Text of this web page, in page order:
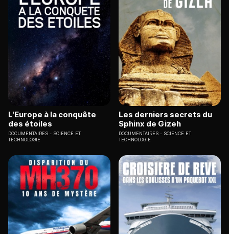
L'Europe à la conquête
des étoiles
DOCUMENTAIRES
SCIENCE ET
TECHNOLOGIE
Les derniers secrets du
Sphinx de Gizeh
DOCUMENTAIRES
SCIENCE ET
TECHNOLOGIE